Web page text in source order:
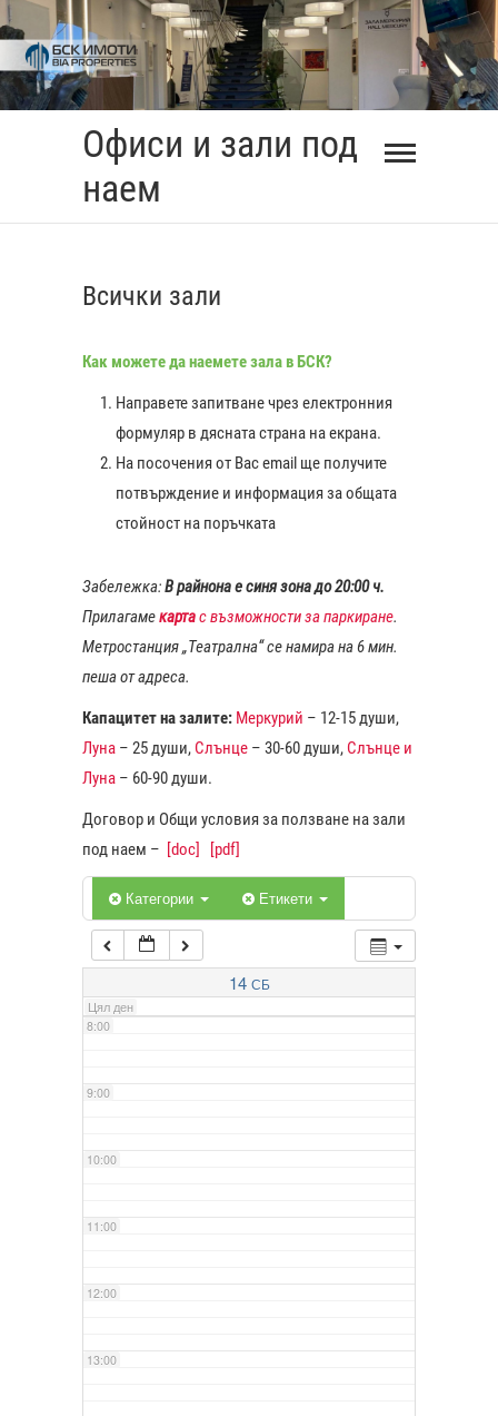
Skip
to
content
Офиси и зали под
наем
Всички зали
Как можете да наемете зала в БСК?
Направете запитване чрез електронния
формуляр в дясната страна на екрана.
На посочения от Вас еmail ще получите
потвърждение и информация за общата
стойност на поръчката
Забележка:В райнона е синя зона до 20:00 ч.
Прилагамекартас възможности за паркиране.
Метростанция „Театрална“ се намира на 6 мин.
пеша от адреса.
Капацитет на залите: Меркурий – 12-15 души,
Луна – 25 души, Слънце – 30-60 души, Слънце и
Луна – 60-90 души.
Договор и Общи условия за ползване на зали
под наем – [doc] [pdf]
Категории Етикети
14 СБ
Цял ден
2:00
4:00
5:00
7:00
8:00
9:00
10:00
11:00
12:00
13:00